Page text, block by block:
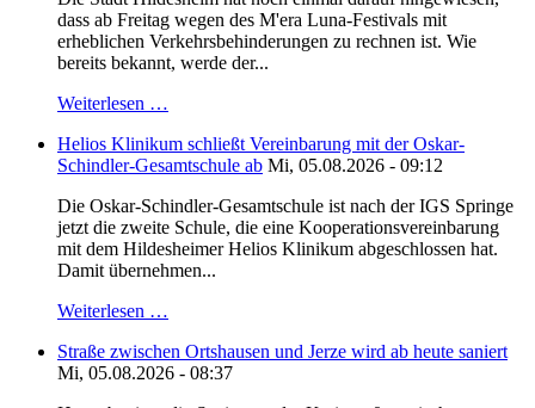
dass ab Freitag wegen des M'era Luna-Festivals mit
erheblichen Verkehrsbehinderungen zu rechnen ist. Wie
bereits bekannt, werde der...
Weiterlesen …
Helios Klinikum schließt Vereinbarung mit der Oskar-
Schindler-Gesamtschule ab Mi, 05.08.2026 - 09:12
Die Oskar-Schindler-Gesamtschule ist nach der IGS Springe
jetzt die zweite Schule, die eine Kooperationsvereinbarung
mit dem Hildesheimer Helios Klinikum abgeschlossen hat.
Damit übernehmen...
Weiterlesen …
Straße zwischen Ortshausen und Jerze wird ab heute saniert
Mi, 05.08.2026 - 08:37